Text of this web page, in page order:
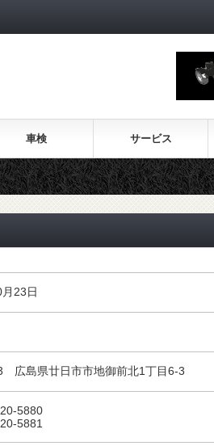
車検 サービス
23日
広島県廿日市市地御前北1丁目6-3
5880
5881